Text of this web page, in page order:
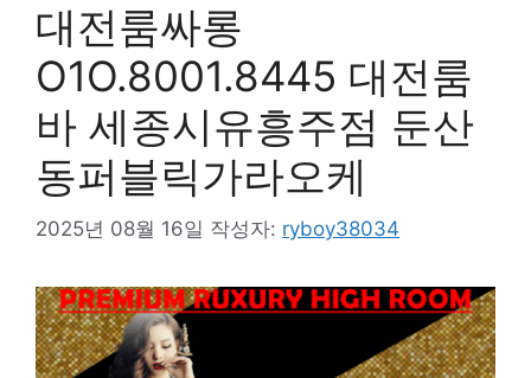
대전룸싸롱
O1O.8001.8445 대전룸
바 세종시유흥주점 둔산
동퍼블릭가라오케
2025년 08월 16일 작성자: ryboy38034